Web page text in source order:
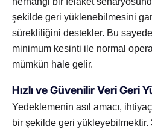
şekilde geri yüklenebilmesini
sürekliliğini destekler. Bu
minimum kesinti ile normal
mümkün hale gelir.
Hızlı ve Güvenilir Veri Geri
Yedeklemenin asıl amacı,
bir şekilde geri yükleyebilmektir.